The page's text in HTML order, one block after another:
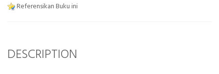
Referensikan Buku ini
DESCRIPTION